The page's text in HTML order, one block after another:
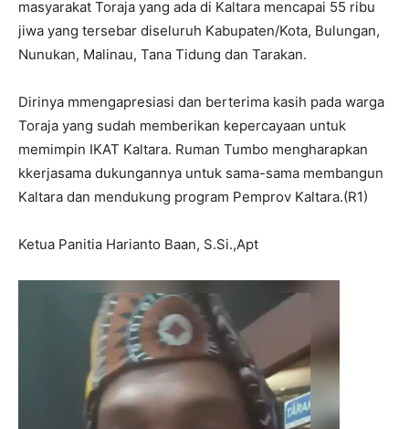
masyarakat Toraja yang ada di Kaltara mencapai 55 ribu
jiwa yang tersebar diseluruh Kabupaten/Kota, Bulungan,
Nunukan, Malinau, Tana Tidung dan Tarakan.
Dirinya mmengapresiasi dan berterima kasih pada warga
Toraja yang sudah memberikan kepercayaan untuk
memimpin IKAT Kaltara. Ruman Tumbo mengharapkan
kkerjasama dukungannya untuk sama-sama membangun
Kaltara dan mendukung program Pemprov Kaltara.(R1)
Ketua Panitia Harianto Baan, S.Si.,Apt